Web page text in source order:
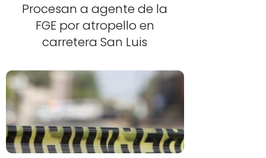
Procesan a agente de la
FGE por atropello en
carretera San Luis